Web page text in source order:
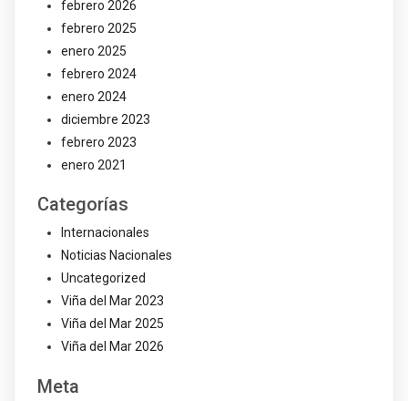
febrero 2026
febrero 2025
enero 2025
febrero 2024
enero 2024
diciembre 2023
febrero 2023
enero 2021
Categorías
Internacionales
Noticias Nacionales
Uncategorized
Viña del Mar 2023
Viña del Mar 2025
Viña del Mar 2026
Meta